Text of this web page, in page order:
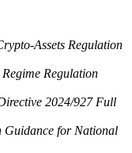
Assets Regulation
Regulation
2024/927 Full
for National